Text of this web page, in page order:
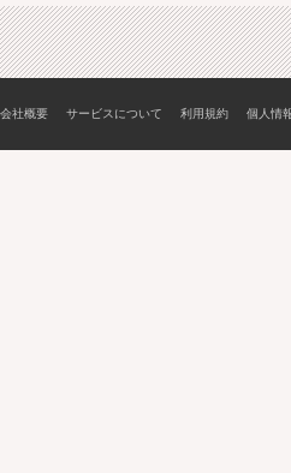
会社概要 サービスについて 利用規約 個人情